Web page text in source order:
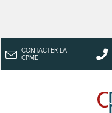
CONTACTER LA
CPME